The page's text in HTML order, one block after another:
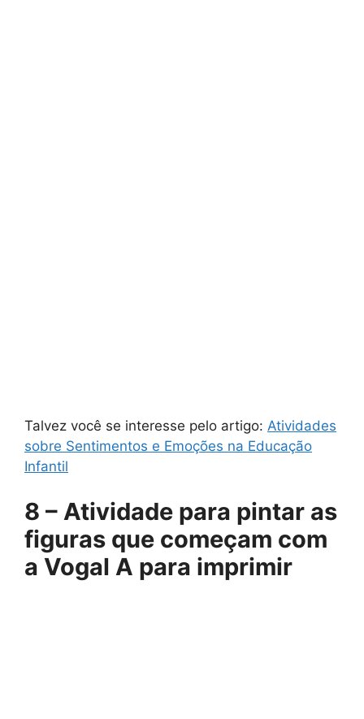
Talvez você se interesse pelo artigo: Atividades
sobre Sentimentos e Emoções na Educação
Infantil
8 – Atividade para pintar as
figuras que começam com
a Vogal A para imprimir